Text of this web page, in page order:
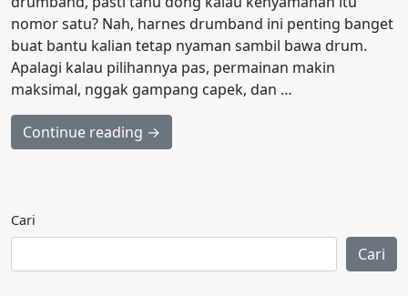
nomor satu? Nah, harnes drumband ini penting banget
buat bantu kalian tetap nyaman sambil bawa drum.
Apalagi kalau pilihannya pas, permainan makin
maksimal, nggak gampang capek, dan …
Continue reading →
Cari
Cari